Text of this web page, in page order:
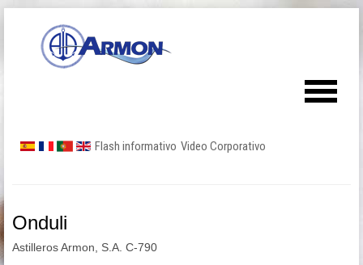
Flash informativo Video Corporativo
Onduli
Astilleros Armon, S.A. C-790